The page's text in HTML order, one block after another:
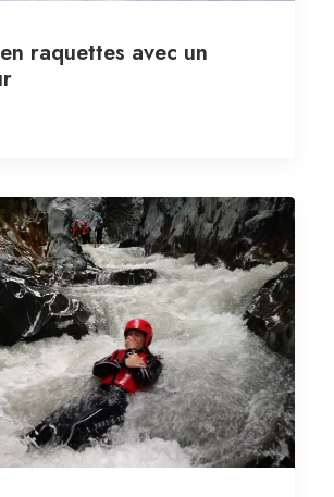
raquettes avec un